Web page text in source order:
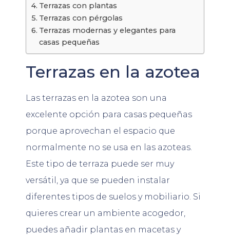
Terrazas con plantas
Terrazas con pérgolas
Terrazas modernas y elegantes para
casas pequeñas
Terrazas en la azotea
Las terrazas en la azotea son una
excelente opción para casas pequeñas
porque aprovechan el espacio que
normalmente no se usa en las azoteas.
Este tipo de terraza puede ser muy
versátil, ya que se pueden instalar
diferentes tipos de suelos y mobiliario. Si
quieres crear un ambiente acogedor,
puedes añadir plantas en macetas y